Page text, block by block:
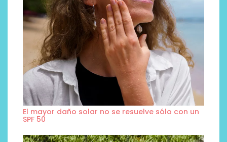
El mayor daño solar no se resuelve sólo con un
SPF 50